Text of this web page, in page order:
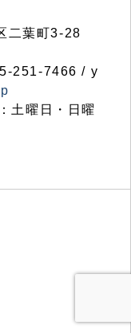
二葉町3-28
251-7466 / y
土曜日・日曜